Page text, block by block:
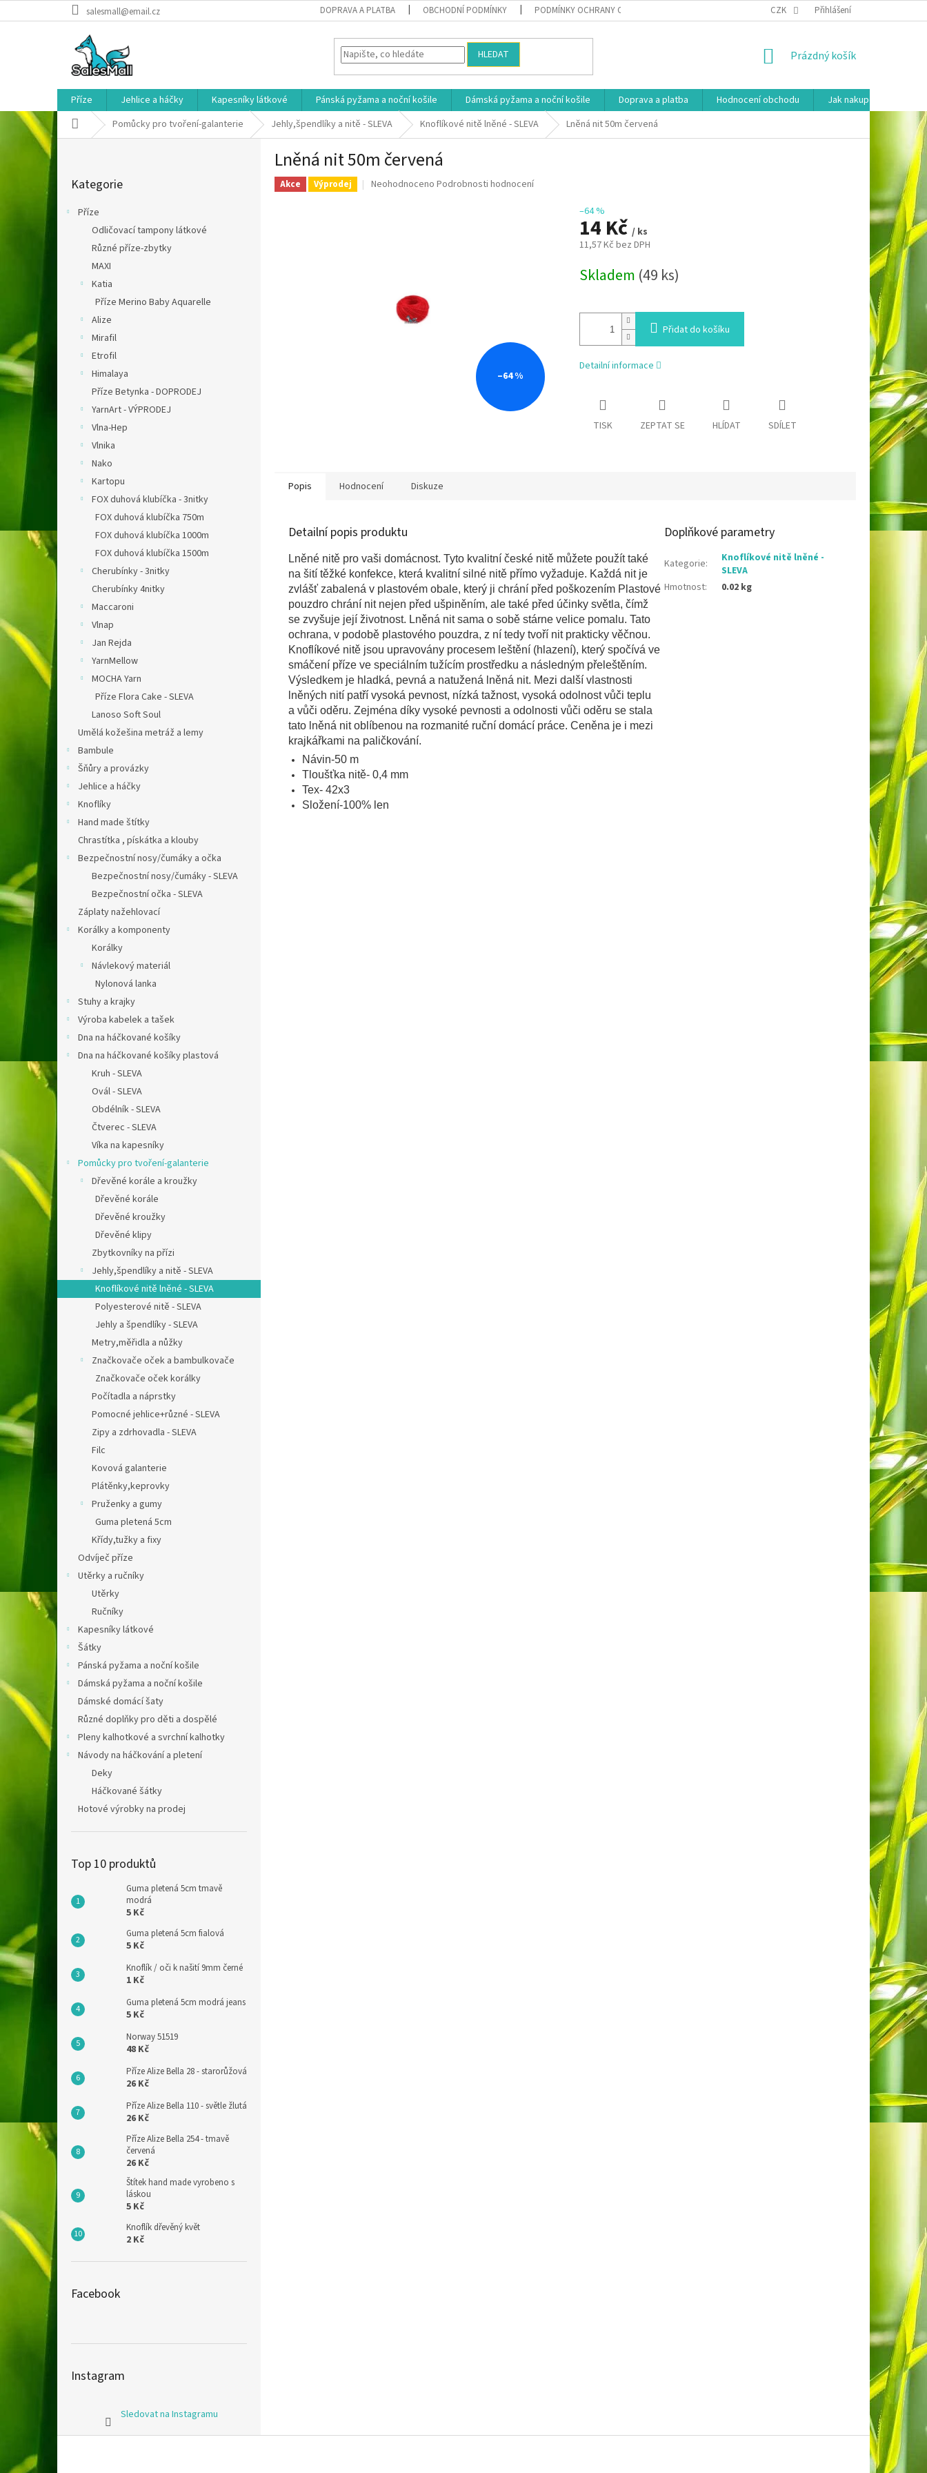
na
salesmall@email.cz DOPRAVA A PLATBA OBCHODNÍ PODMÍNKY PODMÍNKY OCHRANY OSOBNÍCH ÚDAJŮ HODNOCENÍ OBCHODU MOJE OBJEDNÁVKA
CZK Přihlášení
HLEDAT
NÁKUPNÍ
Prázdný košík
Příze Jehlice a háčky Kapesníky látkové Pánská pyžama a noční košile Dámská pyžama a noční košile Doprava a platba Hodnocení obchodu Jak nakupovat
Domů Pomůcky pro tvoření-galanterie Jehly,špendlíky a nitě - SLEVA Knoflíkové nitě lněné - SLEVA Lněná nit 50m červená
kategorie
Kategorie
Příze
Odličovací tampony látkové
Různé příze-zbytky
MAXI
Katia
Příze Merino Baby Aquarelle
Alize
Mirafil
Etrofil
Himalaya
Příze Betynka - DOPRODEJ
YarnArt - VÝPRODEJ
Vlna-Hep
Vlnika
Nako
Kartopu
FOX duhová klubíčka - 3nitky
FOX duhová klubíčka 750m
FOX duhová klubíčka 1000m
FOX duhová klubíčka 1500m
Cherubínky - 3nitky
Cherubínky 4nitky
Maccaroni
Vlnap
Jan Rejda
YarnMellow
MOCHA Yarn
Příze Flora Cake - SLEVA
Lanoso Soft Soul
Umělá kožešina metráž a lemy
Bambule
Šňůry a provázky
Jehlice a háčky
Knoflíky
Hand made štítky
Chrastítka , pískátka a klouby
Bezpečnostní nosy/čumáky a očka
Bezpečnostní nosy/čumáky - SLEVA
Bezpečnostní očka - SLEVA
Záplaty nažehlovací
Korálky a komponenty
Korálky
Návlekový materiál
Nylonová lanka
Stuhy a krajky
Výroba kabelek a tašek
Dna na háčkované košíky
Dna na háčkované košíky plastová
Kruh - SLEVA
Ovál - SLEVA
Obdélník - SLEVA
Čtverec - SLEVA
Víka na kapesníky
Pomůcky pro tvoření-galanterie
Dřevěné korále a kroužky
Dřevěné korále
Dřevěné kroužky
Dřevěné klipy
Zbytkovníky na přízi
Jehly,špendlíky a nitě - SLEVA
Knoflíkové nitě lněné - SLEVA
Polyesterové nitě - SLEVA
Jehly a špendlíky - SLEVA
Metry,měřidla a nůžky
Značkovače oček a bambulkovače
Značkovače oček korálky
Počítadla a náprstky
Pomocné jehlice+různé - SLEVA
Zipy a zdrhovadla - SLEVA
Filc
Kovová galanterie
Plátěnky,keprovky
Pruženky a gumy
Guma pletená 5cm
Křídy,tužky a fixy
Odvíječ příze
Utěrky a ručníky
Utěrky
Ručníky
Kapesníky látkové
Šátky
Pánská pyžama a noční košile
Dámská pyžama a noční košile
Dámské domácí šaty
Různé doplňky pro děti a dospělé
Pleny kalhotkové a svrchní kalhotky
Návody na háčkování a pletení
Deky
Háčkované šátky
Hotové výrobky na prodej
Top 10 produktů
Guma pletená 5cm tmavě
modrá
5 Kč
Guma pletená 5cm fialová
5 Kč
Knoflík / oči k našití 9mm černé
1 Kč
Guma pletená 5cm modrá jeans
5 Kč
Norway 51519
48 Kč
Příze Alize Bella 28 - starorůžová
26 Kč
Příze Alize Bella 110 - světle žlutá
26 Kč
Příze Alize Bella 254 - tmavě
červená
26 Kč
Štítek hand made vyrobeno s
láskou
5 Kč
Knoflík dřevěný květ
2 Kč
Facebook
Instagram
Sledovat na Instagramu
Lněná nit 50m červená
Akce Výprodej
Průměrné
Neohodnoceno Podrobnosti hodnocení
–64 %
–64 %
14 Kč / ks
11,57 Kč bez DPH
cena:
Skladem (49 ks)
Přidat do košíku
Detailní informace
TISK ZEPTAT SE HLÍDAT SDÍLET
Popis Hodnocení Diskuze
Detailní popis produktu
Lněné nitě pro vaši domácnost. Tyto kvalitní české nitě můžete použít také
na šití těžké konfekce, která kvalitní silné nitě přímo vyžaduje. Každá nit je
zvlášť zabalená v plastovém obale, který ji chrání před poškozením Plastové
pouzdro chrání nit nejen před ušpiněním, ale také před účinky světla, čímž
se zvyšuje její životnost. Lněná nit sama o sobě stárne velice pomalu. Tato
ochrana, v podobě plastového pouzdra, z ní tedy tvoří nit prakticky věčnou.
Knoflíkové nitě jsou upravovány procesem leštění (hlazení), který spočívá ve
smáčení příze ve speciálním tužícím prostředku a následným přeleštěním.
Výsledkem je hladká, pevná a natužená lněná nit. Mezi další vlastnosti
lněných nití patří vysoká pevnost, nízká tažnost, vysoká odolnost vůči teplu
a vůči oděru. Zejména díky vysoké pevnosti a odolnosti vůči oděru se stala
tato lněná nit oblíbenou na rozmanité ruční domácí práce. Ceněna je i mezi
krajkářkami na paličkování.
Návin-50 m
Tloušťka nitě- 0,4 mm
Tex- 42x3
Složení-100% len
Doplňkové parametry
Kategorie:
Knoflíkové nitě lněné -
SLEVA
Hmotnost: 0.02 kg